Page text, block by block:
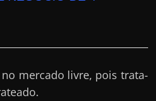
mercado livre, pois trata-